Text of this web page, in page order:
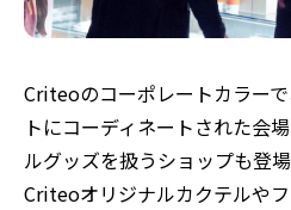
Criteoのコーポレートカラー
トにコーディネートされた会
ルグッズを扱うショップも登
Criteoオリジナルカクテルや